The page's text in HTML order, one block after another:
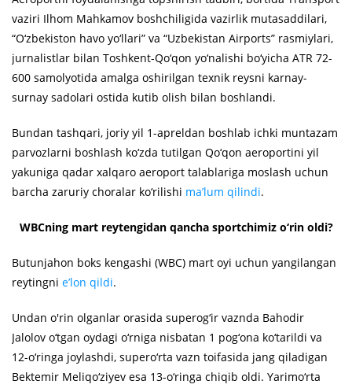
vaziri Ilhom Mahkamov boshchiligida vazirlik mutasaddilari,
“O‘zbekiston havo yo‘llari” va “Uzbekistan Airports” rasmiylari,
jurnalistlar bilan Toshkent-Qo‘qon yo‘nalishi bo‘yicha ATR 72-
600 samolyotida amalga oshirilgan texnik reysni karnay-
surnay sadolari ostida kutib olish bilan boshlandi.
Bundan tashqari, joriy yil 1-apreldan boshlab ichki muntazam
parvozlarni boshlash ko‘zda tutilgan Qo‘qon aeroportini yil
yakuniga qadar xalqaro aeroport talablariga moslash uchun
barcha zaruriy choralar ko‘rilishi ma’lum qilindi.
WBCning mart reytengidan qancha sportchimiz o‘rin oldi?
Butunjahon boks kengashi (WBC) mart oyi uchun yangilangan
reytingni e’lon qildi.
Undan o'rin olganlar orasida superog‘ir vaznda Bahodir
Jalolov o‘tgan oydagi o‘rniga nisbatan 1 pog‘ona ko‘tarildi va
12-o‘ringa joylashdi, supero‘rta vazn toifasida jang qiladigan
Bektemir Meliqo‘ziyev esa 13-o‘ringa chiqib oldi. Yarimo‘rta